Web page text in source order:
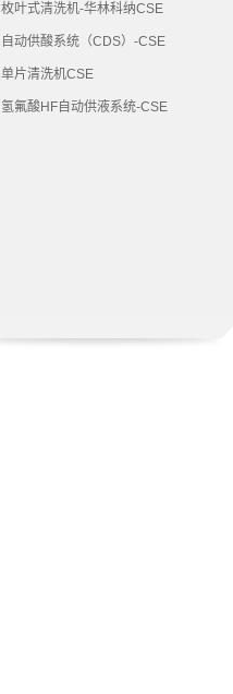
枚叶式清洗机-华林科纳CSE
自动供酸系统（CDS）-CSE
单片清洗机CSE
氢氟酸HF自动供液系统-CSE